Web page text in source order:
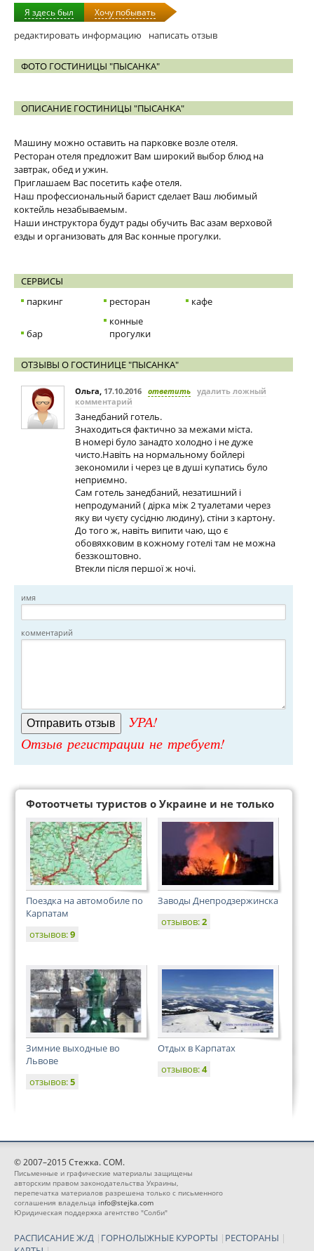
Я здесь был Хочу побывать
редактировать информацию написать отзыв
ФОТО ГОСТИНИЦЫ "ПЫСАНКА"
ОПИСАНИЕ ГОСТИНИЦЫ "ПЫСАНКА"
Машину можно оставить на парковке возле отеля.
Ресторан отеля предложит Вам широкий выбор блюд на
завтрак, обед и ужин.
Приглашаем Вас посетить кафе отеля.
Наш профессиональный барист сделает Ваш любимый
коктейль незабываемым.
Наши инструктора будут рады обучить Вас азам верховой
езды и организовать для Вас конные прогулки.
СЕРВИСЫ
паркинг
ресторан кафе
бар
конные
прогулки
ОТЗЫВЫ О ГОСТИНИЦЕ "ПЫСАНКА"
Ольга, 17.10.2016 ответить удалить ложный
комментарий
Занедбаний готель.
Знаходиться фактично за межами міста.
В номері було занадто холодно і не дуже
чисто.Навіть на нормальному бойлері
зекономили і через це в душі купатись було
неприємно.
Сам готель занедбаний, незатишний і
непродуманий ( дірка між 2 туалетами через
яку ви чуєту сусідню людину), стіни з картону.
До того ж, навіть випити чаю, що є
обовяхковим в кожному готелі там не можна
беззкоштовно.
Втекли після першої ж ночі.
имя
комментарий
УРА!
Отзыв регистрации не требует!
Фотоотчеты туристов о Украине и не только
Поездка на автомобиле по
Карпатам
отзывов:9
Заводы Днепродзержинска
отзывов:2
Зимние выходные во
Львове
отзывов:5
Отдых в Карпатах
отзывов:4
© 2007–2015 Стежка. COM.
Письменные и графические материалы защищены
авторским правом законодательства Украины,
перепечатка материалов разрешена только с письменного
соглашения владельца info@stejka.com
Юридическая поддержка агентство "Солби"
РАСПИСАНИЕ Ж/Д | ГОРНОЛЫЖНЫЕ КУРОРТЫ | РЕСТОРАНЫ |